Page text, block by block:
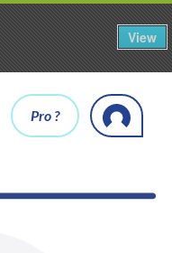
View
Pro ?